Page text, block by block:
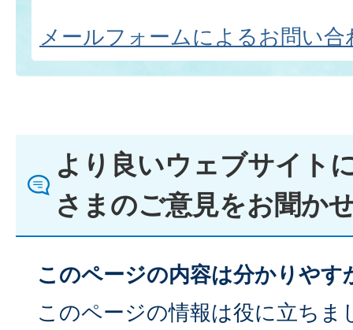
メールフォームによるお問い合
より良いウェブサイト
さまのご意見をお聞か
このページの内容は分かりやす
このページの情報は役に立ちま